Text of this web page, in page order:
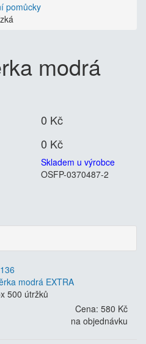
pomůcky
modrá
0 Kč
0 Kč
Skladem u výrobce
OSFP-0370487-2
modrá EXTRA
500 útržků
Cena: 580 Kč
na objednávku